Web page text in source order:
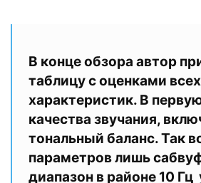
В конце обзора автор
таблицу с оценками
характеристик. В
качества звучания,
тональный баланс. Так
параметров лишь
диапазон в районе 10 Гц